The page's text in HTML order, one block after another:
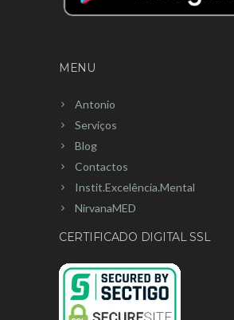
MENU
Antonio
Serviços
Blog
Contactos
Instit.Excelência.Mental
NirvanaMED
CERTIFICADO DIGITAL SSL